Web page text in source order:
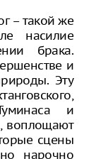
– такой же
насилие
брака.
и
Эту
и
воплощают
сцены
нарочно